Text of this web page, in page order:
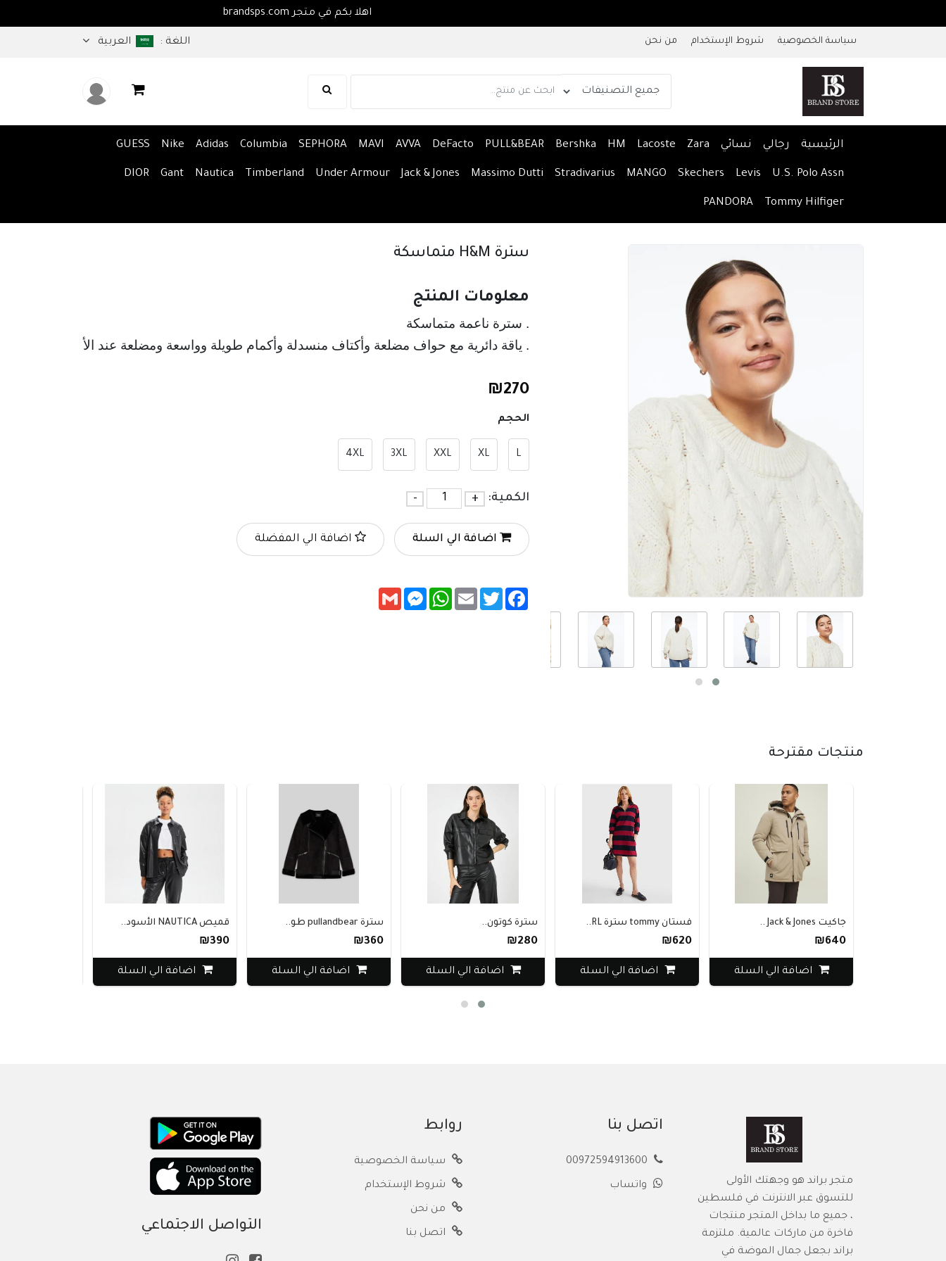
اهلا بكم في متجر brandsps.com
سياسة الخصوصية شروط الإستخدام من نحن اللغة : العربية
الرئيسية رجالي نسائي Zara
Lacoste
HM
Bershka
PULL&BEAR
DeFacto
AVVA
MAVI
SEPHORA
Columbia
Adidas
Nike
GUESS
U.S. Polo Assn
Levis
Skechers
MANGO
Stradivarius
Massimo Dutti
Jack & Jones
Under Armour
Timberland
Nautica
Gant
DIOR
Tommy Hilfiger
PANDORA
سترة H&M متماسكة
معلومات المنتج
. سترة ناعمة متماسكة
. ياقة دائرية مع حواف مضلعة وأكتاف منسدلة وأكمام طويلة وواسعة ومضلعة عند الأساور
₪270
الحجم
L
XL
XXL
3XL
4XL
الكمية: +
-
اضافة الي السلة اضافة الي المفضلة
Facebook
Twitter
Email
WhatsApp
Messenger
Gmail
منتجات مقترحة
جاكيت Jack & Jones ..
₪640
اضافة الي السلة
فستان tommy سترة RL..
₪620
اضافة الي السلة
سترة كوتون..
₪280
اضافة الي السلة
سترة pullandbear طو..
₪360
اضافة الي السلة
قميص NAUTICA الأسود..
₪390
اضافة الي السلة
متجر براند هو وجهتك الأولى
للتسوق عبر الانترنت في فلسطين
، جميع ما بداخل المتجر منتجات
فاخرة من ماركات عالمية. ملتزمة
براند بجعل جمال الموضة في
اتصل بنا
واتساب
روابط
سياسة الخصوصية
شروط الإستخدام
من نحن
اتصل بنا التواصل الاجتماعي